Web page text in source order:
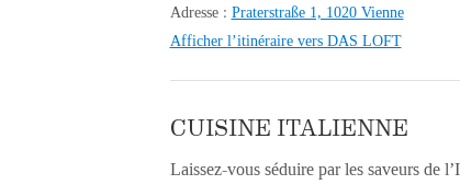
Adresse : Praterstraße 1, 1020 Vienne
Afficher l’itinéraire vers DAS LOFT
CUISINE ITALIENNE
Laissez-vous séduire par les saveurs de